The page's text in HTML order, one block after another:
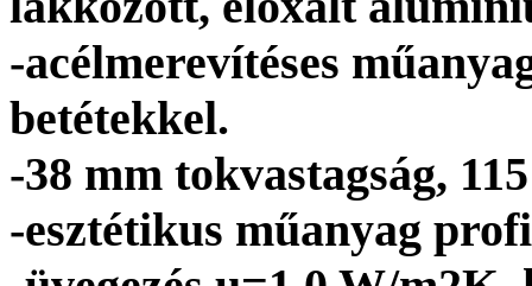
-acélmerevítéses
betétekkel.
-38 mm tokvastagság,
-esztétikus műanyag